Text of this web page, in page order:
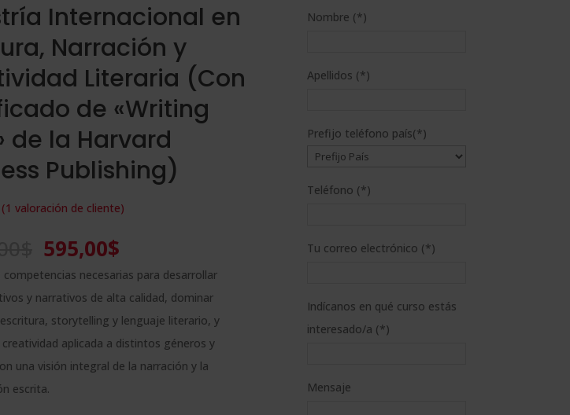
Internacional en
Narración y
Literaria (Con
de «Writing
de la Harvard
Publishing)
(1 valoración de cliente)
El
precio
original
era:
2.380,00$.
595,00$El
precio
actual
es:
595,00$.
competencias necesarias para desarrollar
y narrativos de alta calidad, dominar
storytelling y lenguaje literario, y
aplicada a distintos géneros y
una visión integral de la narración y la
escrita.
Nombre (*)
Apellidos (*)
Prefijo teléfono país(*)
Teléfono (*)
Tu correo electrónico (*)
Indícanos en qué curso estás
interesado/a (*)
Mensaje